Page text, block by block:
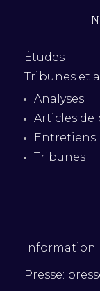
Études
Tribunes et
Analyses
Articles de
Entretiens
Tribunes
Presse: